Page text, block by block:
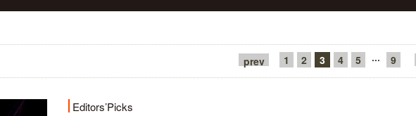
prev 1 2 3 4 5 ··· 9
Editors’Picks